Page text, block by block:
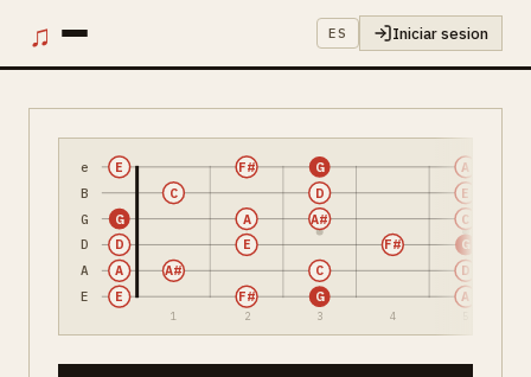
♫ ES Iniciar sesion
e
B
G
D
A
E
1 2 3 4
E F# G A
A A# C D
D E F# G
G A A# C
C D E
E F# G A